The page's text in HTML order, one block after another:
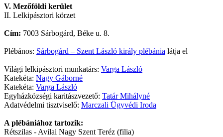
V. Mezőföldi kerület
II. Lelkipásztori körzet
Cím: 7003 Sárbogárd, Béke u. 8.
Plébános: Sárbogárd – Szent László király plébánia látja el
Világi lelkipásztori munkatárs: Varga László
Katekéta: Nagy Gáborné
Katekéta: Varga László
Egyházközségi karitászvezető: Tatár Mihályné
Adatvédelmi tisztviselő: Marczali Ügyvédi Iroda
A plébániához tartozik:
Rétszilas - Avilai Nagy Szent Teréz (filia)